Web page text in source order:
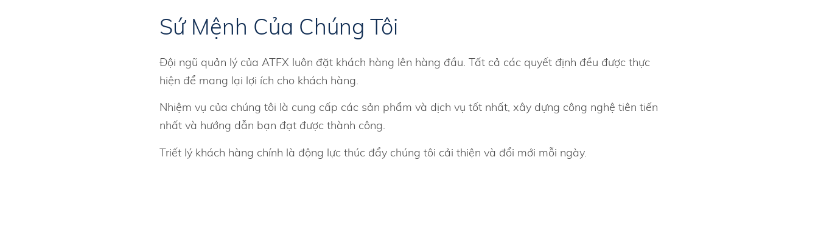
Sứ Mệnh Của Chúng Tôi
Đội ngũ quản lý của ATFX luôn đặt khách hàng lên hàng đầu. Tất cả các quyết định đều được thực
hiện để mang lại lợi ích cho khách hàng.
Nhiệm vụ của chúng tôi là cung cấp các sản phẩm và dịch vụ tốt nhất, xây dựng công nghệ tiên tiến
nhất và hướng dẫn bạn đạt được thành công.
Triết lý khách hàng chính là động lực thúc đẩy chúng tôi cải thiện và đổi mới mỗi ngày.